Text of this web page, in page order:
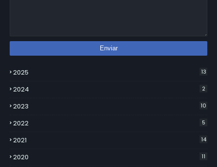
2025 13
2024 2
2023 10
2022 5
2021 14
2020 11